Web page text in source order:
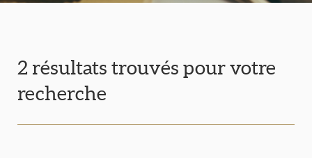
2 résultats trouvés pour votre
recherche